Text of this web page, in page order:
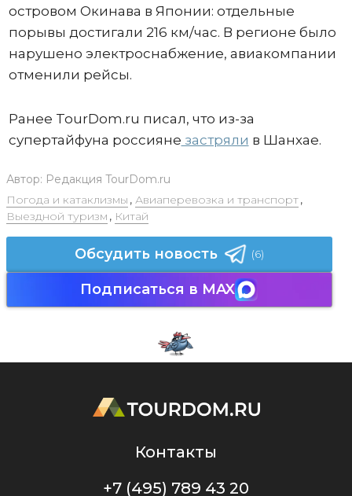
островом Окинава в Японии: отдельные
порывы достигали 216 км/час. В регионе было
нарушено электроснабжение, авиакомпании
отменили рейсы.
Ранее TourDom.ru писал, что из-за
супертайфуна россияне застряли в Шанхае.
Автор: Редакция TourDom.ru
Погода и катаклизмы , Авиаперевозка и транспорт,
Выездной туризм , Китай
Обсудить новость (6)
Подписаться в MAX
Контакты
+7 (495) 789 43 20